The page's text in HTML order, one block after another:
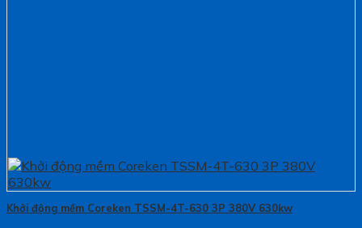
Khởi động mềm Coreken TSSM-4T-630 3P 380V 630kw